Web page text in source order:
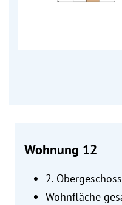
Wohnung 12
2. Obergeschoss
Wohnfläche